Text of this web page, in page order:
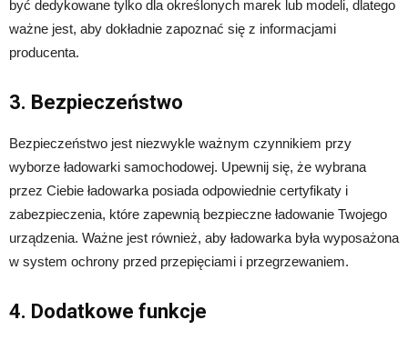
być dedykowane tylko dla określonych marek lub modeli, dlatego
ważne jest, aby dokładnie zapoznać się z informacjami
producenta.
3. Bezpieczeństwo
Bezpieczeństwo jest niezwykle ważnym czynnikiem przy
wyborze ładowarki samochodowej. Upewnij się, że wybrana
przez Ciebie ładowarka posiada odpowiednie certyfikaty i
zabezpieczenia, które zapewnią bezpieczne ładowanie Twojego
urządzenia. Ważne jest również, aby ładowarka była wyposażona
w system ochrony przed przepięciami i przegrzewaniem.
4. Dodatkowe funkcje